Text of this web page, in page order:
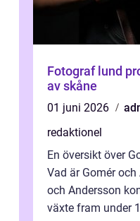
Fotograf lund profesjonell foto i hjertet
av skåne
01 juni 2026
redaktionel
En översikt över
Vad är Gomér
och Andersson
växte fram under